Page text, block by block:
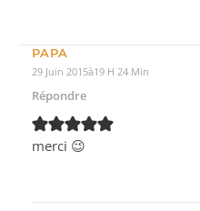
PAPA
29 Juin 2015à19 H 24 Min
Répondre
merci 😉